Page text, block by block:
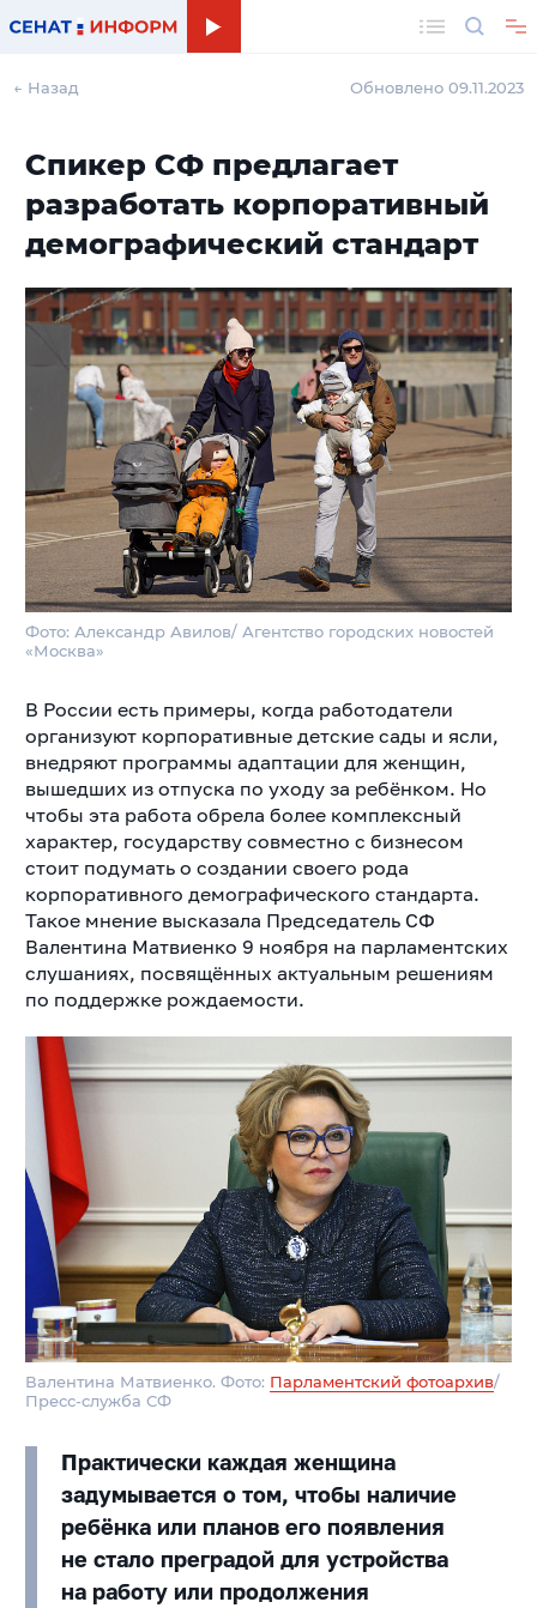
← Назад Обновлено 09.11.2023
Спикер СФ предлагает
разработать корпоративный
демографический стандарт
Фото: Александр Авилов/ Агентство городских новостей
«Москва»
В России есть примеры, когда работодатели
организуют корпоративные детские сады и ясли,
внедряют программы адаптации для женщин,
вышедших из отпуска по уходу за ребёнком. Но
чтобы эта работа обрела более комплексный
характер, государству совместно с бизнесом
стоит подумать о создании своего рода
корпоративного демографического стандарта.
Такое мнение высказала Председатель СФ
Валентина Матвиенко 9 ноября на парламентских
слушаниях, посвящённых актуальным решениям
по поддержке рождаемости.
Валентина Матвиенко. Фото: Парламентский фотоархив/
Пресс-служба СФ
Практически каждая женщина
задумывается о том, чтобы наличие
ребёнка или планов его появления
не стало преградой для устройства
на работу или продолжения